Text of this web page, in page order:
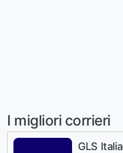
I migliori corrieri
GLS Italia